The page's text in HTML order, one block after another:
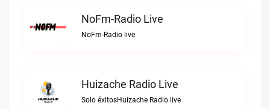
NoFm-Radio Live
NoFm-Radio live
Huizache Radio Live
Solo éxitosHuizache Radio live